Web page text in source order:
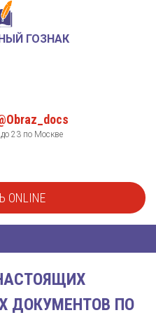
ГОЗНАК
23 по Москве
ONLINE
ДОКУМЕНТОВ ПО